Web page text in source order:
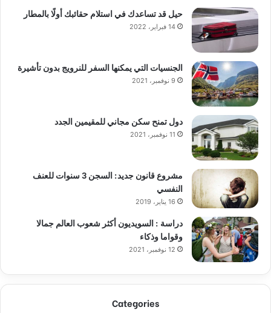
حيل قد تساعدك في استلام حقائبك أولًا بالمطار
14 فبراير، 2022
الجنسيات التي يمكنها السفر للنرويج بدون تأشيرة
9 نوفمبر، 2021
دول تمنح سكن مجاني للمقيمين الجدد
11 نوفمبر، 2021
مشروع قانون جديد: السجن 3 سنوات للعنف
النفسي
16 يناير، 2019
دراسة : السويديون أكثر شعوب العالم جمالا
وقواما وذكاء
12 نوفمبر، 2021
Categories